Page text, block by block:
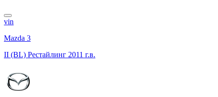
vin
Mazda 3
II (BL) Рестайлинг 2011 г.в.